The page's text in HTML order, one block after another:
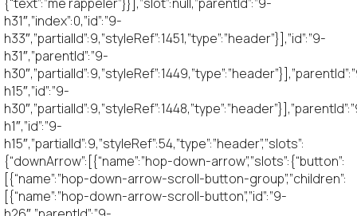
h31″,”index”:0,”id”:”9-
h33″,”partialId”:9,”styleRef”:1451,”type”:”header”}],”id”:”9-
h31″,”parentId”:”9-
h15″,”id”:”9-
h1″,”id”:”9-
h15″,”partialId”:9,”styleRef”:54,”type”:”header”,”slots”:
{“downArrow”:[{“name”:”hop-down-arrow”,”slots”:{“button”:
[{“name”:”hop-down-arrow-scroll-button-group”,”children”:
[{“name”:”hop-down-arrow-scroll-button”,”id”:”9-